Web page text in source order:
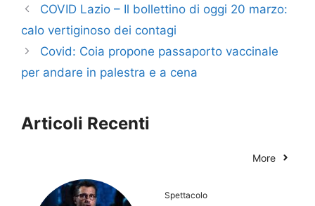
COVID Lazio – Il bollettino di oggi 20 marzo:
calo vertiginoso dei contagi
Covid: Coia propone passaporto vaccinale
per andare in palestra e a cena
Articoli Recenti
More
Spettacolo